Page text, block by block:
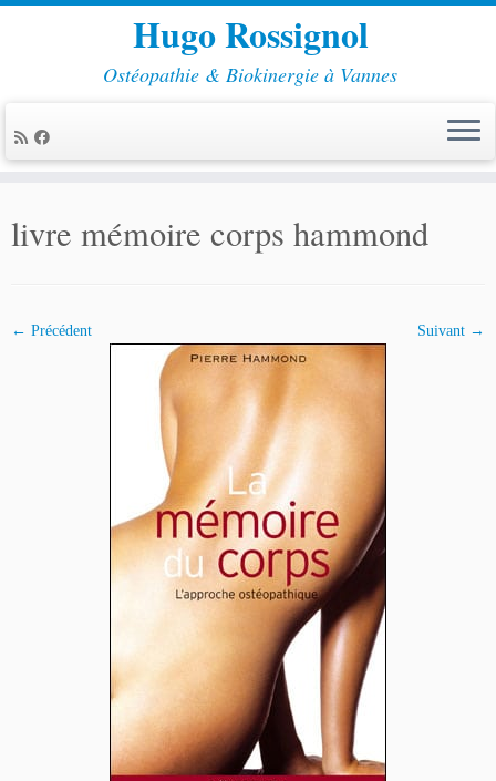
contenu
Hugo Rossignol
Ostéopathie & Biokinergie à Vannes
livre mémoire corps hammond
← Précédent Suivant →